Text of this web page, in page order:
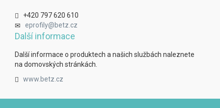
+420 797 620 610
eprofily@betz.cz
Další informace
Další informace o produktech a našich službách naleznete
na domovských stránkách.
www.betz.cz